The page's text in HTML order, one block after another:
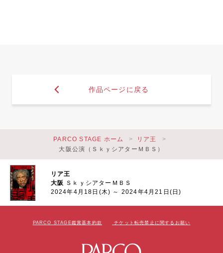
作品ページに戻る
リア王
大阪
ＳｋｙシアターＭＢＳ
2024年4月18日(木) ～ 2024年4月21日(日)
PARCO STAGE ホーム
リア王
大阪公演（ＳｋｙシアターＭＢＳ）
PARCO STAGE鑑賞基本約款 チケット転売禁止に関するお願い